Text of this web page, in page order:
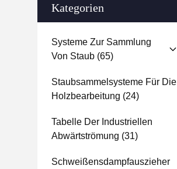
Kategorien
Systeme Zur Sammlung
Von Staub (65)
Staubsammelsysteme Für Die
Holzbearbeitung (24)
Tabelle Der Industriellen
Abwärtströmung (31)
Schweißensdampfauszieher